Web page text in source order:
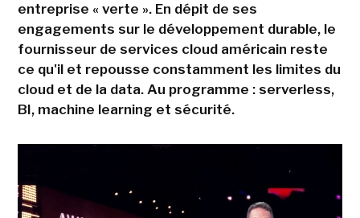
entreprise « verte ». En dépit de ses
engagements sur le développement durable, le
fournisseur de services cloud américain reste
ce qu'il et repousse constamment les limites du
cloud et de la data. Au programme : serverless,
BI, machine learning et sécurité.